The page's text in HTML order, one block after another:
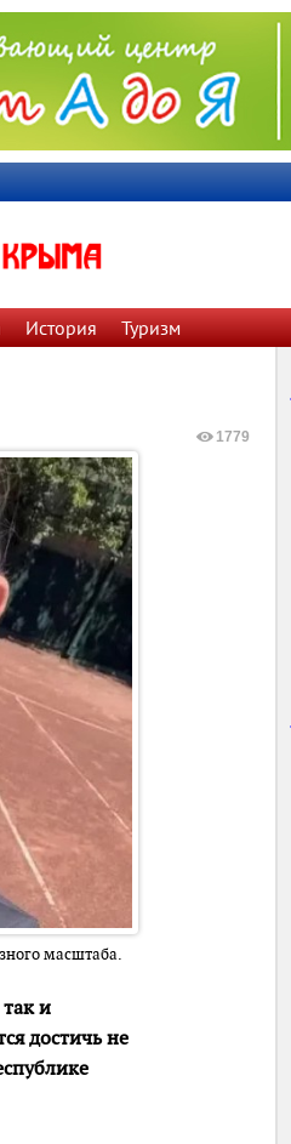
История Туризм
1779
масштаба.
и
достичь не